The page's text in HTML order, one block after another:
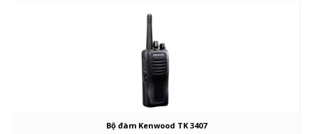
Bộ đàm Kenwood TK 3407